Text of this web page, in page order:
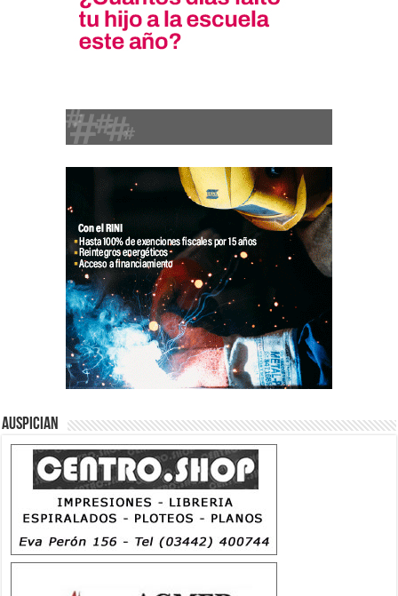
Auspician